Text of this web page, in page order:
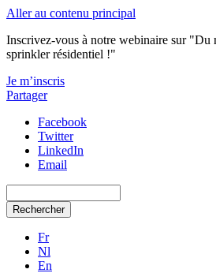
Aller au contenu principal
Inscrivez-vous à notre webinaire sur "Du
sprinkler résidentiel !"
Je m’inscris
Partager
Facebook
Twitter
LinkedIn
Email
Rechercher
Fr
Nl
En